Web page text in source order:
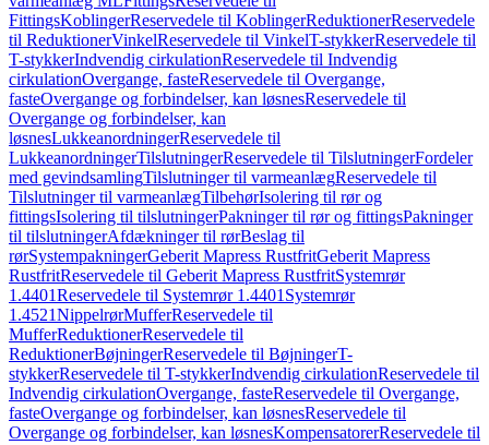
FittingsKoblingerReservedele til KoblingerReduktionerReservedele
til ReduktionerVinkelReservedele til VinkelT-stykkerReservedele til
T-stykkerIndvendig cirkulationReservedele til Indvendig
cirkulationOvergange, fasteReservedele til Overgange,
fasteOvergange og forbindelser, kan løsnesReservedele til
Overgange og forbindelser, kan
løsnesLukkeanordningerReservedele til
LukkeanordningerTilslutningerReservedele til TilslutningerFordeler
med gevindsamlingTilslutninger til varmeanlægReservedele til
Tilslutninger til varmeanlægTilbehørIsolering til rør og
fittingsIsolering til tilslutningerPakninger til rør og fittingsPakninger
til tilslutningerAfdækninger til rørBeslag til
rørSystempakningerGeberit Mapress RustfritGeberit Mapress
RustfritReservedele til Geberit Mapress RustfritSystemrør
1.4401Reservedele til Systemrør 1.4401 Systemrør
1.4521NippelrørMufferReservedele til
MufferReduktionerReservedele til
ReduktionerBøjningerReservedele til BøjningerT-
stykkerReservedele til T-stykkerIndvendig cirkulationReservedele til
Indvendig cirkulationOvergange, fasteReservedele til Overgange,
fasteOvergange og forbindelser, kan løsnesReservedele til
Overgange og forbindelser, kan løsnesKompensatorerReservedele til